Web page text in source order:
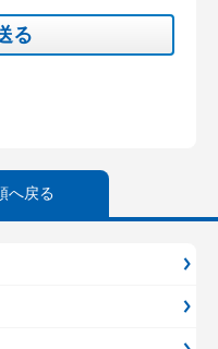
る
へ戻る